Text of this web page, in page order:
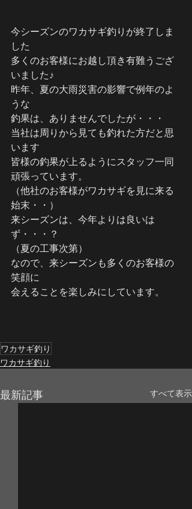
今シーズンのワカサギ釣りが終了しま
した
多くのお客様にお越し頂き有難うござ
いました♪
昨年、夏の大雨災害の影響で例年のよ
うな
釣果は、ありませんでしたが・・・
当社は周りから見ても釣れた方だと思
います
皆様の釣果が上るようにスタッフ一同
頑張っています。
（他社のお客様がワカサギを見に来る
始末・・）
来シーズンは、今年よりは良いは
ず・・・？
（夏の工事次第）
なので、来シーズンも多くのお客様の
笑顔に
会えることを楽しみにしています。
ワカサギ釣り
ワカサギ釣り
最新記事 すべて表示